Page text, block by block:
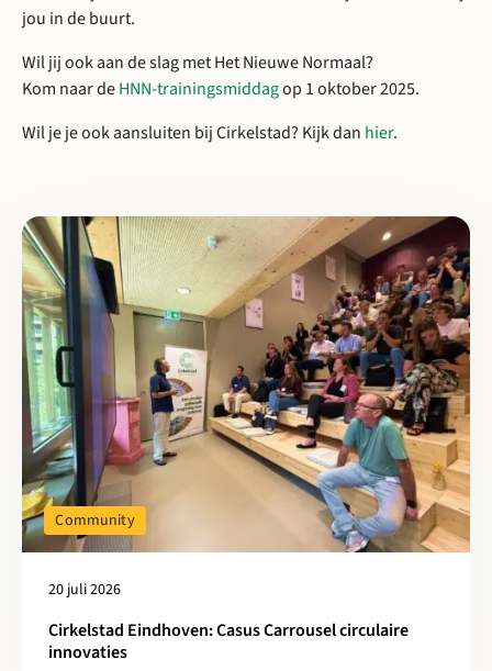
jou in de buurt.
Wil jij ook aan de slag met Het Nieuwe Normaal?
Kom naar deHNN-trainingsmiddagop 1 oktober 2025.
Wil je je ook aansluiten bij Cirkelstad? Kijk dan hier.
20 juli 2026
Cirkelstad Eindhoven: Casus Carrousel circulaire
innovaties
Community
Lees meer over Cirkelstad Eindhoven: Casus Carrousel